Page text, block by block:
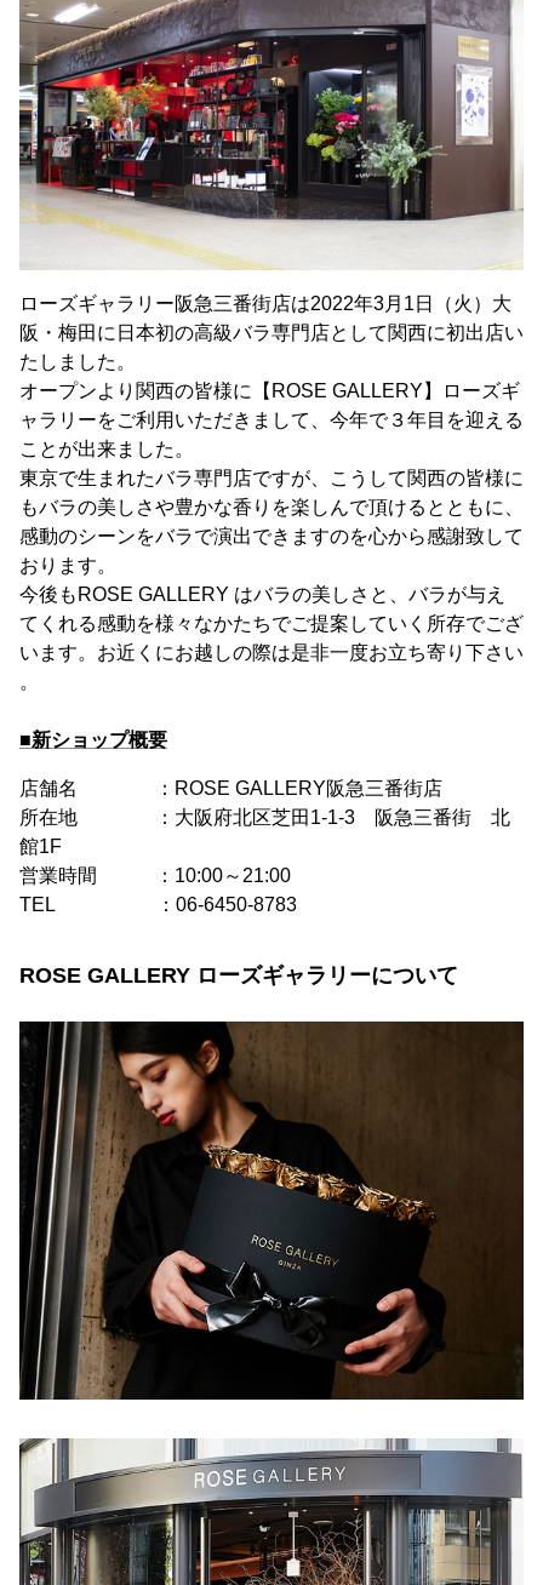
ローズギャラリー阪急三番街店は2022年3月1日（火）大
阪・梅田に日本初の高級バラ専門店として関西に初出店い
たしました。
オープンより関西の皆様に【ROSE GALLERY】ローズギ
ャラリーをご利用いただきまして、今年で３年目を迎える
ことが出来ました。
東京で生まれたバラ専門店ですが、こうして関西の皆様に
もバラの美しさや豊かな香りを楽しんで頂けるとともに、
感動のシーンをバラで演出できますのを心から感謝致して
おります。
今後もROSE GALLERY はバラの美しさと、バラが与え
てくれる感動を様々なかたちでご提案していく所存でござ
います。お近くにお越しの際は是非一度お立ち寄り下さい
。
■新ショップ概要
店舗名 ：ROSE GALLERY阪急三番街店
所在地 ：大阪府北区芝田1-1-3 阪急三番街 北
館1F
営業時間 ：10:00～21:00
TEL ：06-6450-8783
ROSE GALLERY ローズギャラリーについて